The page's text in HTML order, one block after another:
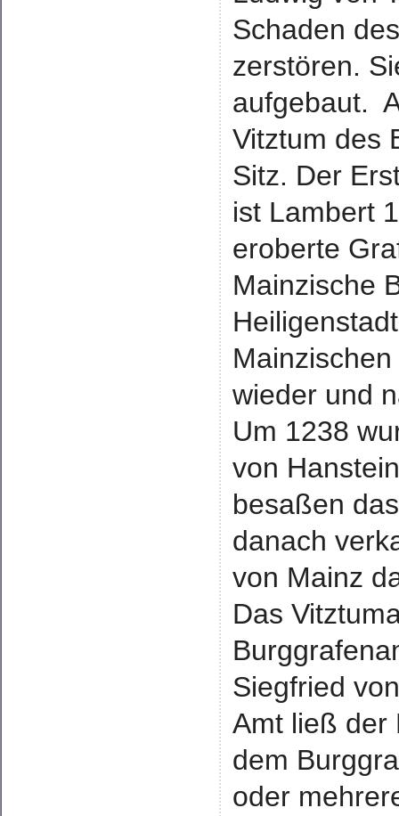
Schaden
zerstören.
aufgebaut.
Vitztum des
Sitz. Der
ist Lambert
eroberte
Mainzische
wieder und
Um 1238
von
besaßen
danach
von Mainz
Das
Siegfried
Amt ließ der
dem
oder